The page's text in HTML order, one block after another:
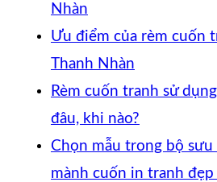
Nhàn
Ưu điểm của rèm cuốn
Thanh Nhàn
Rèm cuốn tranh sử
đâu, khi nào?
Chọn mẫu trong bộ sưu
mành cuốn in tranh đẹp